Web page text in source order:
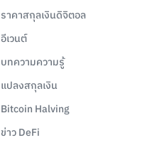
ราคาสกุลเงินดิจิตอล
อีเวนต์
บทความความรู้
แปลงสกุลเงิน
Bitcoin Halving
ข่าว DeFi